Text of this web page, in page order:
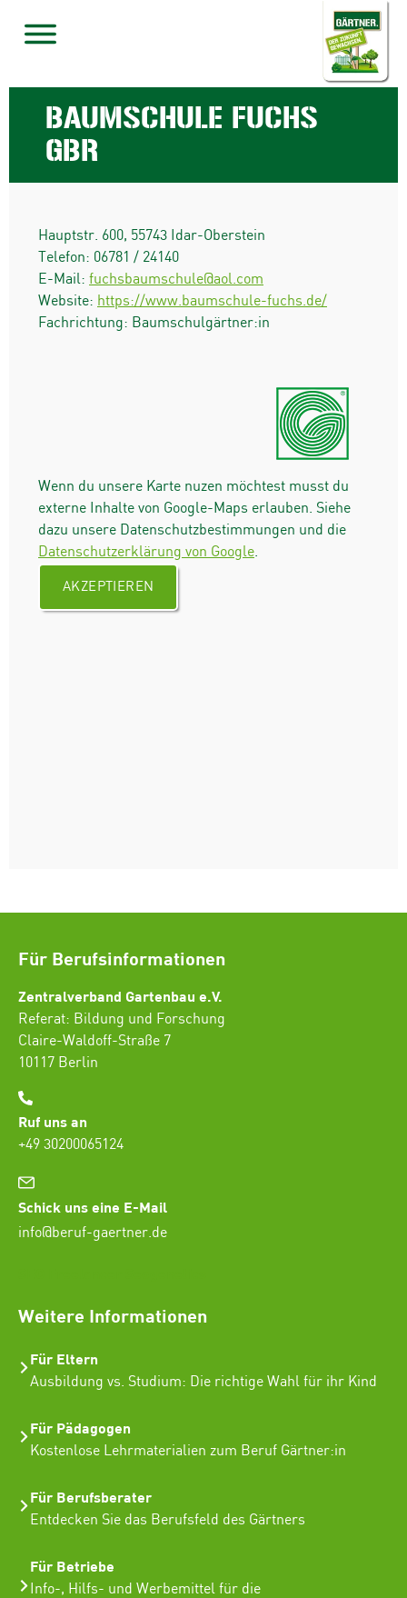
BAUMSCHULE FUCHS
GBR
Hauptstr. 600, 55743 Idar-Oberstein
Telefon: 06781 / 24140
E-Mail: fuchsbaumschule@aol.com
Website: https://www.baumschule-fuchs.de/
Fachrichtung: Baumschulgärtner:in
Wenn du unsere Karte nuzen möchtest musst du
externe Inhalte von Google-Maps erlauben. Siehe
dazu unsere Datenschutzbestimmungen und die
Datenschutzerklärung von Google.
AKZEPTIEREN
Für Berufsinformationen
Zentralverband Gartenbau e.V.
Referat: Bildung und Forschung
Claire-Waldoff-Straße 7
10117 Berlin
Ruf uns an
+49 30200065124
Schick uns eine E-Mail
info@beruf-gaertner.de
Weitere Informationen
Für Eltern
Ausbildung vs. Studium: Die richtige Wahl für ihr Kind
Für Pädagogen
Kostenlose Lehrmaterialien zum Beruf Gärtner:in
Für Berufsberater
Entdecken Sie das Berufsfeld des Gärtners
Für Betriebe
Info-, Hilfs- und Werbemittel für die